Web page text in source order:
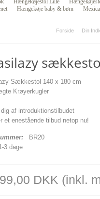
Hængekøjestol Lille
Hængekøje baby & børn
Forside Din
Sækkestol 140 x 180 cm
Krøyerkugler
af introduktionstilbudet
et enestående tilbud netop nu!
BR20
3 dage
DKK (inkl.